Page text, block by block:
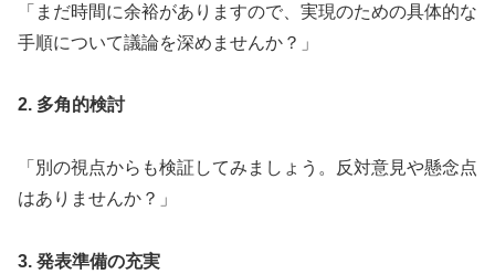
「まだ時間に余裕がありますので、実現のための具体的な
手順について議論を深めませんか？」
2. 多角的検討
「別の視点からも検証してみましょう。反対意見や懸念点
はありませんか？」
3. 発表準備の充実